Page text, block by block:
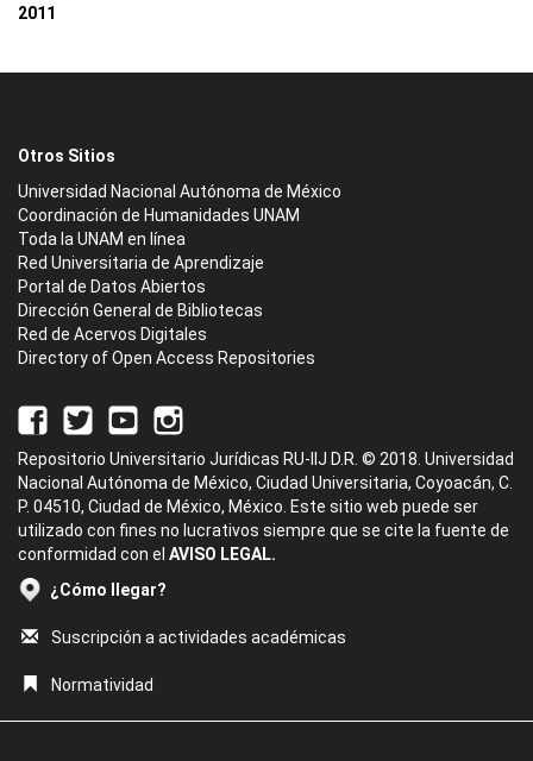
2011
Otros Sitios
Universidad Nacional Autónoma de México
Coordinación de Humanidades UNAM
Toda la UNAM en línea
Red Universitaria de Aprendizaje
Portal de Datos Abiertos
Dirección General de Bibliotecas
Red de Acervos Digitales
Directory of Open Access Repositories
Repositorio Universitario Jurídicas RU-IIJ D.R. © 2018. Universidad
Nacional Autónoma de México, Ciudad Universitaria, Coyoacán, C.
P. 04510, Ciudad de México, México. Este sitio web puede ser
utilizado con fines no lucrativos siempre que se cite la fuente de
conformidad con el AVISO LEGAL.
¿Cómo llegar?
Suscripción a actividades académicas
Normatividad